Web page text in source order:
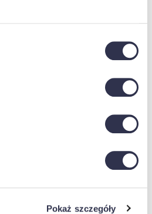
Pokaż szczegóły
Łóżko tapicerowane KAJA